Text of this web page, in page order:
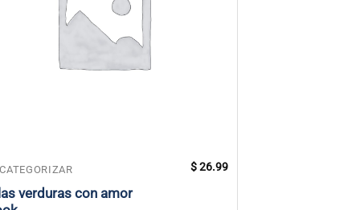
verduras con amor
$26.99